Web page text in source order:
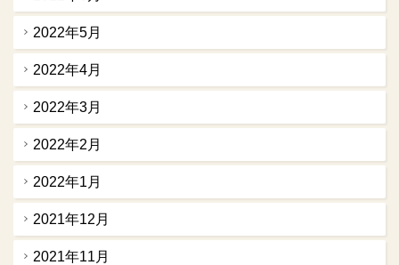
2022年5月
2022年4月
2022年3月
2022年2月
2022年1月
2021年12月
2021年11月